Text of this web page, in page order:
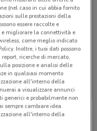
vicinanze
(nel caso in cui abbia fornito
sulle prestazioni della
essere raccolte e
e migliorare la connettività e
come meglio indicato
Inoltre, i tuoi dati possono
ricerche di mercato,
posizione e analisi delle
in qualsiasi momento
all'interno della
a visualizzare annunci
e probabilmente non
sempre cambiare idea
all'interno della